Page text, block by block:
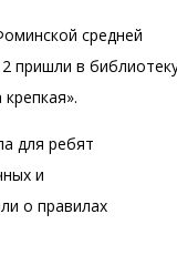
средней
пришли в
для ребят
и
о правилах